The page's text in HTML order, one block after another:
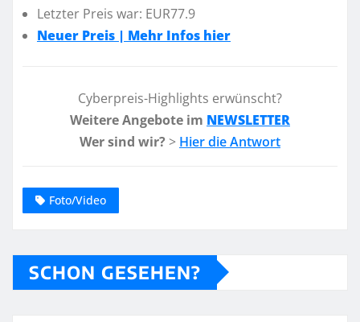
Letzter Preis war: EUR77.9
Neuer Preis | Mehr Infos hier
Cyberpreis-Highlights erwünscht?
Weitere Angebote im NEWSLETTER
Wer sind wir? > Hier die Antwort
Foto/Video
SCHON GESEHEN?